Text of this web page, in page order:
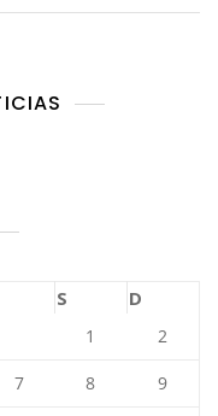
S D
1 2
7 8 9